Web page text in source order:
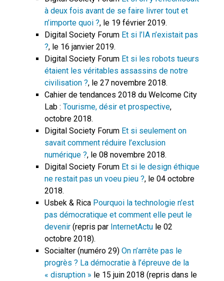
à deux fois avant de se faire livrer tout et
n’importe quoi ?, le 19 février 2019.
Digital Society Forum Et si l’IA n’existait pas
?, le 16 janvier 2019.
Digital Society Forum Et si les robots tueurs
étaient les véritables assassins de notre
civilisation ?, le 27 novembre 2018.
Cahier de tendances 2018 du Welcome City
Lab : Tourisme, désir et prospective,
octobre 2018.
Digital Society Forum Et si seulement on
savait comment réduire l’exclusion
numérique ?, le 08 novembre 2018.
Digital Society Forum Et si le design éthique
ne restait pas un voeu pieu ?, le 04 octobre
2018.
Usbek & Rica Pourquoi la technologie n’est
pas démocratique et comment elle peut le
devenir (repris par InternetActu le 02
octobre 2018).
Socialter (numéro 29) On n’arrête pas le
progrès ? La démocratie à l’épreuve de la
« disruption » le 15 juin 2018 (repris dans le